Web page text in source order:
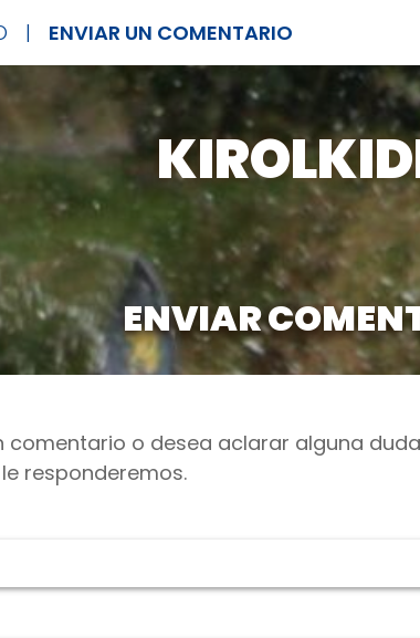
| ENVIAR UN COMENTARIO
ENVIAR
comentario o desea aclarar alguna
responderemos.